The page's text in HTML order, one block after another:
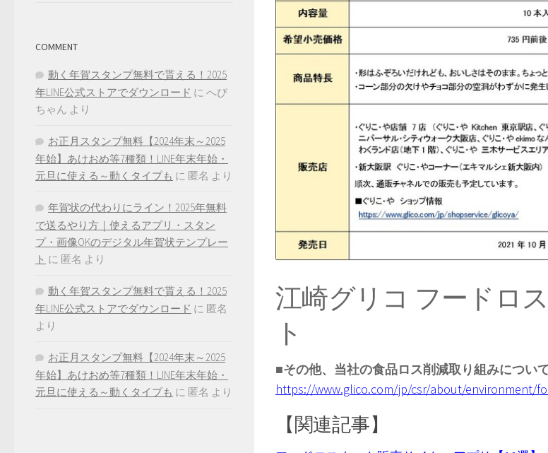
江崎グリコ フードロ
ト
■その他、当社の食品ロス削減取り組みについ
https://www.glico.com/jp/csr/about/environment/
【関連記事】
COMMENT
動く年賀スタンプ無料で貰える！2025
年LINE公式ストアでダウンロード に へび
ちゃん より
お正月スタンプ無料【2024年末～2025
年始】あけおめ等7種類！LINE年末年始・
元旦に使える～動くタイプも に 匿名 より
年賀状の代わりにライン！2025年無料
で送るやり方｜使えるアプリ・スタン
プ・画像OKのデジタル年賀状テンプレー
ト に 匿名 より
動く年賀スタンプ無料で貰える！2025
年LINE公式ストアでダウンロード に 匿名
より
お正月スタンプ無料【2024年末～2025
年始】あけおめ等7種類！LINE年末年始・
元旦に使える～動くタイプも に 匿名 より